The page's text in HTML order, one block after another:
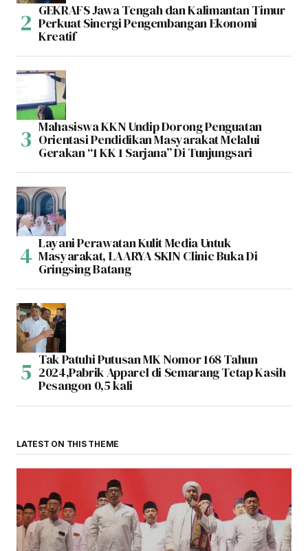
GEKRAFS Jawa Tengah dan Kalimantan Timur
Perkuat Sinergi Pengembangan Ekonomi
Kreatif
Mahasiswa KKN Undip Dorong Penguatan
Orientasi Pendidikan Masyarakat Melalui
Gerakan “1 KK 1 Sarjana” Di Tunjungsari
Layani Perawatan Kulit Media Untuk
Masyarakat, LAARYA SKIN Clinic Buka Di
Gringsing Batang
Tak Patuhi Putusan MK Nomor 168 Tahun
2024,Pabrik Apparel di Semarang Tetap Kasih
Pesangon 0,5 kali
LATEST ON THIS THEME